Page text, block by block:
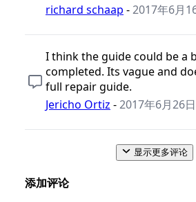
richard schaap -2017年6月
I think the guide could be a
completed. Its vague and
full repair guide.
Jericho Ortiz -2017年6月26日
显示更多评论
添加评论